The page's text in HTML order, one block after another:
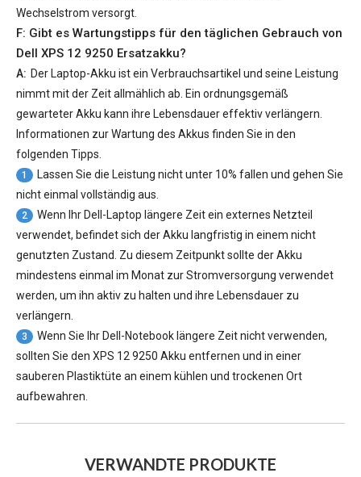
Wechselstrom versorgt.
F: Gibt es Wartungstipps für den täglichen Gebrauch von
Dell XPS 12 9250 Ersatzakku?
A: Der Laptop-Akku ist ein Verbrauchsartikel und seine Leistung
nimmt mit der Zeit allmählich ab. Ein ordnungsgemäß
gewarteter Akku kann ihre Lebensdauer effektiv verlängern.
Informationen zur Wartung des Akkus finden Sie in den
folgenden Tipps.
1
Lassen Sie die Leistung nicht unter 10% fallen und gehen Sie
nicht einmal vollständig aus.
2
Wenn Ihr Dell-Laptop längere Zeit ein externes Netzteil
verwendet, befindet sich der Akku langfristig in einem nicht
genutzten Zustand. Zu diesem Zeitpunkt sollte der Akku
mindestens einmal im Monat zur Stromversorgung verwendet
werden, um ihn aktiv zu halten und ihre Lebensdauer zu
verlängern.
3
Wenn Sie Ihr Dell-Notebook längere Zeit nicht verwenden,
sollten Sie den XPS 12 9250 Akku entfernen und in einer
sauberen Plastiktüte an einem kühlen und trockenen Ort
aufbewahren.
VERWANDTE PRODUKTE